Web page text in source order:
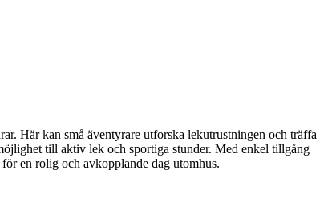
Här kan små äventyrare utforska lekutrustningen och träffa
till aktiv lek och sportiga stunder. Med enkel tillgång
en rolig och avkopplande dag utomhus.